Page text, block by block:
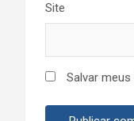
Site
Salvar